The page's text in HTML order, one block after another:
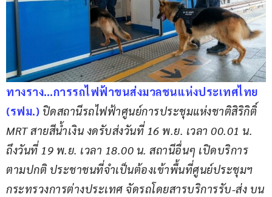
ทางราง…การรถไฟฟ้าขนส่งมวลชนแห่งประเทศไทย
(รฟม.) ปิดสถานีรถไฟฟ้าศูนย์การประชุมแห่งชาติสิริกิติ์
MRT สายสีน้ำเงิน งดรับส่งวันที่ 16 พ.ย. เวลา 00.01 น.
ถึงวันที่ 19 พ.ย. เวลา 18.00 น. สถานีอื่นๆ เปิดบริการ
ตามปกติ ประชาชนที่จำเป็นต้องเข้าพื้นที่ศูนย์ประชุมฯ
กระทรวงการต่างประเทศ จัดรถโดยสารบริการรับ-ส่ง บน